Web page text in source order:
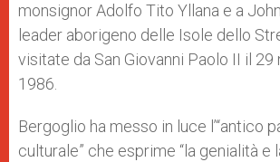
monsignor Adolfo Tito Yllana e a
leader aborigeno delle Isole dello
visitate da San Giovanni Paolo II il 29
1986.
Bergoglio ha messo in luce l’“antico
culturale” che esprime “la genialità e